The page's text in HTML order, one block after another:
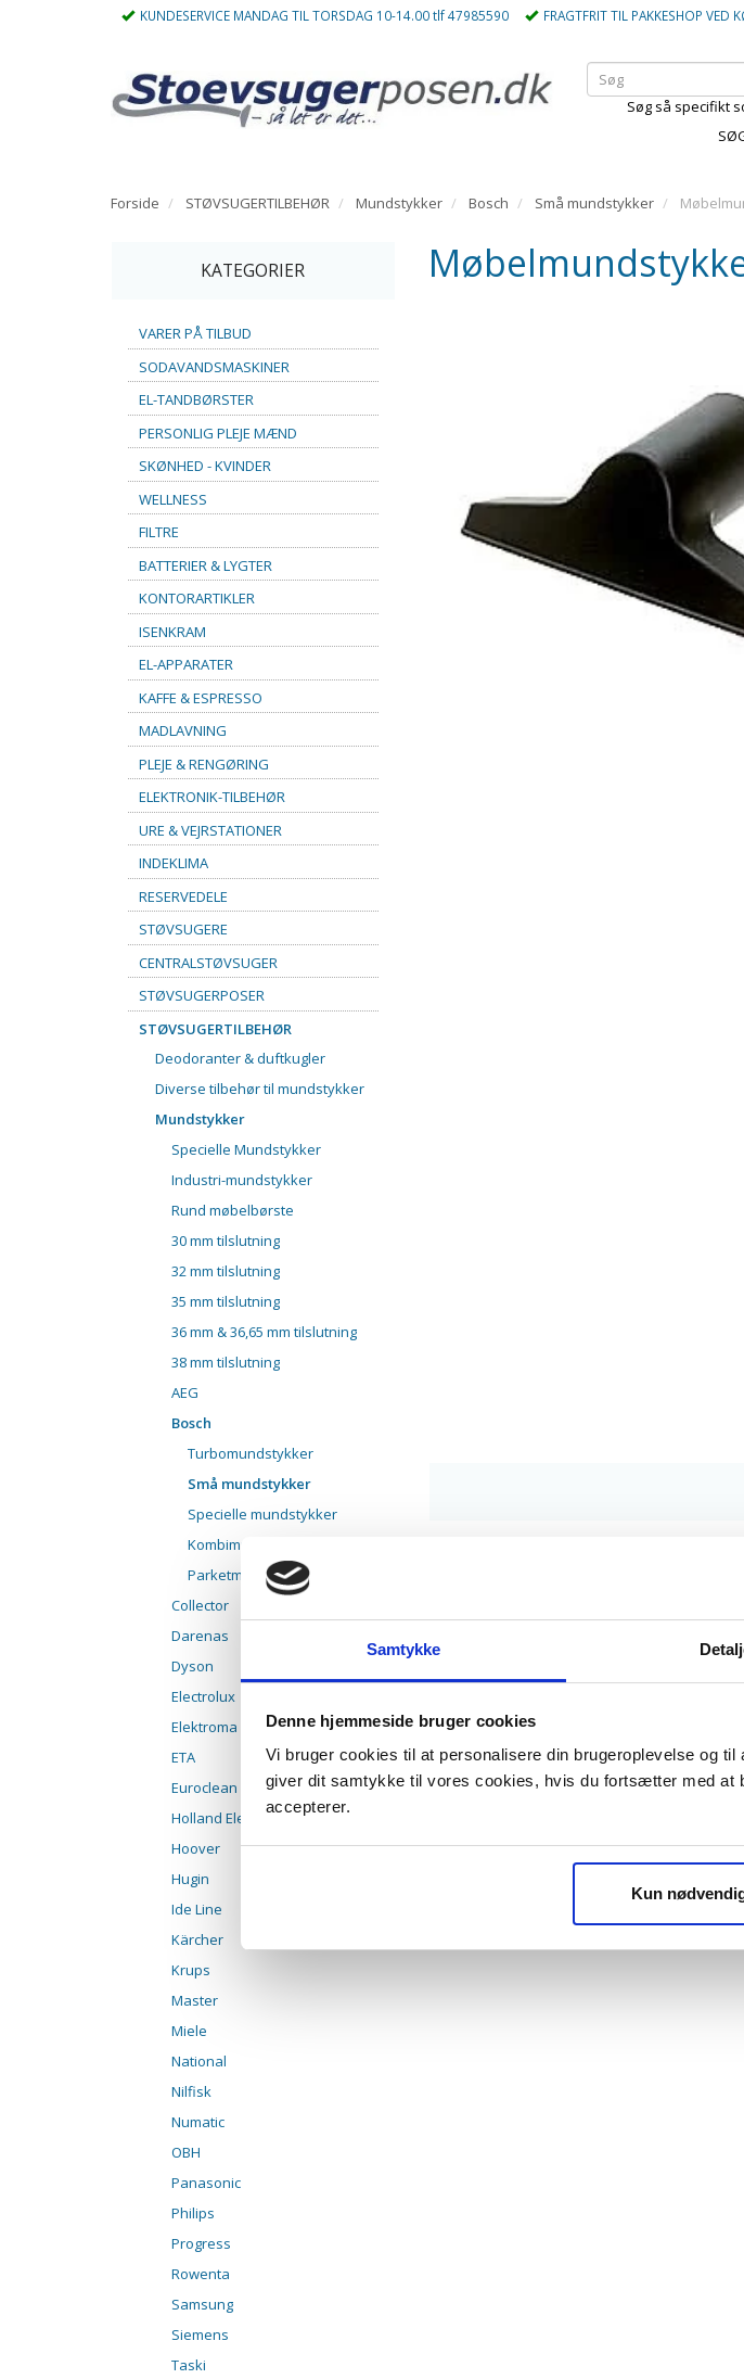
Samtykke
Denne hjemmeside bruger cookies
Vi bruger cookies til at personalisere din brugeroplevelse og
giver dit samtykke til vores cookies, hvis du fortsætter med at
accepterer.
Kun
KUNDESERVICE MANDAG TIL TORSDAG 10-14.00 tlf 47985590 FRAGTFRIT TIL PAKKESHOP VED
Søg så specifikt
Forside STØVSUGERTILBEHØR Mundstykker Bosch Små mundstykker
KATEGORIER
VARER PÅ TILBUD
SODAVANDSMASKINER
EL-TANDBØRSTER
PERSONLIG PLEJE MÆND
SKØNHED - KVINDER
WELLNESS
FILTRE
BATTERIER & LYGTER
KONTORARTIKLER
ISENKRAM
EL-APPARATER
KAFFE & ESPRESSO
MADLAVNING
PLEJE & RENGØRING
ELEKTRONIK-TILBEHØR
URE & VEJRSTATIONER
INDEKLIMA
RESERVEDELE
STØVSUGERE
CENTRALSTØVSUGER
STØVSUGERPOSER
STØVSUGERTILBEHØR
Deodoranter & duftkugler
Diverse tilbehør til mundstykker
Mundstykker
Specielle Mundstykker
Industri-mundstykker
Rund møbelbørste
30 mm tilslutning
32 mm tilslutning
35 mm tilslutning
36 mm & 36,65 mm tilslutning
38 mm tilslutning
AEG
Bosch
Turbomundstykker
Små mundstykker
Specielle mundstykker
Kombimundstykker
Parketmundstykker
Collector
Darenas
Dyson
Electrolux
Elektroma
ETA
Euroclean
Holland Elektro
Hoover
Hugin
Ide Line
Kärcher
Krups
Master
Miele
National
Nilfisk
Numatic
OBH
Panasonic
Philips
Progress
Rowenta
Samsung
Siemens
Taski
Siemens
Type G. Uoriginale
microfiber
69,95 DKKm/Moms
Plus
leveringsomkostninger.